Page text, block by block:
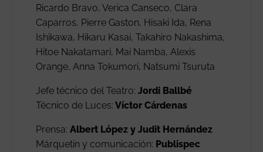
Ricardo Bravo, Verica Canseco, Clara
Caparros, Pierre Gaston, Hisaki Ida, Rena
Ishikawa, Hikaru Kasai, Takahiro Nakashima,
Hitoe Nakatamari, Mai Namba, Alexis
Orange, Anna Tokumori, Natsumi Tsuruta
Jefe técnico del Teatro: Jordi Ballbé
Técnico de Luces: Víctor Cárdenas
Prensa: Albert López y Judit Hernández
Márquetin y comunicación: Publispec